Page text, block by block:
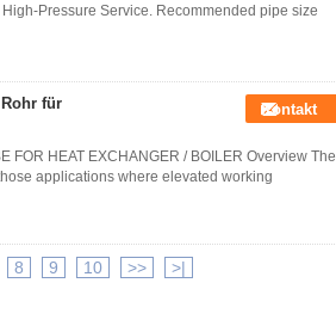
Pressure Service. Recommended pipe size
für
Kontakt
FOR HEAT EXCHANGER / BOILER Overview The
applications where elevated working
8 9 10 >> >|